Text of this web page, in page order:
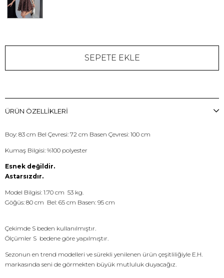
ÜRÜN ÖZELLIKLERI
Boy: 83 cm Bel Çevresi: 72 cm Basen Çevresi: 100 cm
Kumaş Bilgisi: %100 polyester
Esnek değildir.
Astarsızdır.
Model Bilgisi: 1.70 cm 53 kg.
Göğüs: 80 cm Bel: 65 cm Basen: 95 cm
Çekimde S beden kullanılmıştır.
Ölçümler S bedene göre yapılmıştır.
Sezonun en trend modelleri ve sürekli yenilenen ürün çeşitliliğiyle E.H.
markasında seni de görmekten büyük mutluluk duyacağız.